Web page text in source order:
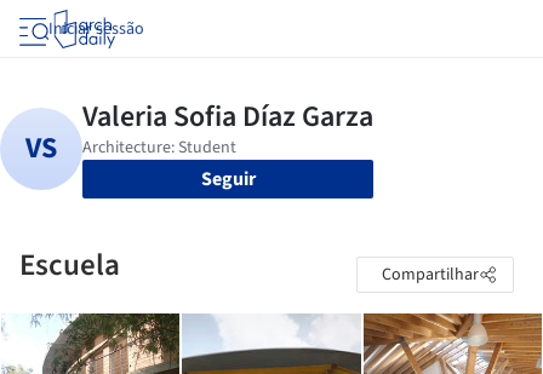
Iniciar sessão
Seguir
Escuela Compartilhar